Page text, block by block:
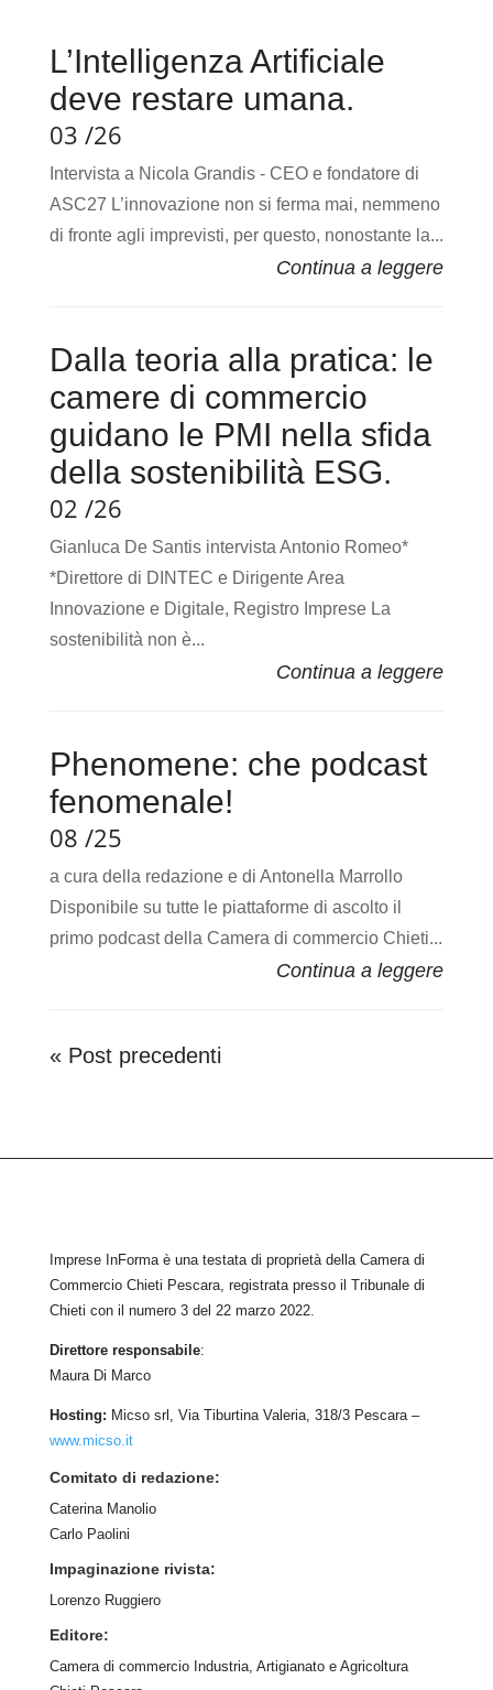
L’Intelligenza Artificiale
deve restare umana.
03 /26
Intervista a Nicola Grandis - CEO e fondatore di
ASC27 L’innovazione non si ferma mai, nemmeno
di fronte agli imprevisti, per questo, nonostante la...
Dalla teoria alla pratica: le
camere di commercio
guidano le PMI nella sfida
della sostenibilità ESG.
02 /26
Gianluca De Santis intervista Antonio Romeo*
*Direttore di DINTEC e Dirigente Area
Innovazione e Digitale, Registro Imprese La
sostenibilità non è...
Phenomene: che podcast
fenomenale!
08 /25
a cura della redazione e di Antonella Marrollo
Disponibile su tutte le piattaforme di ascolto il
primo podcast della Camera di commercio Chieti...
« Post precedenti
Imprese InForma è una testata di proprietà della Camera di
Commercio Chieti Pescara, registrata presso il Tribunale di
Chieti con il numero 3del 22 marzo 2022.
Direttore responsabile:
Maura Di Marco
Hosting: Micso srl, Via Tiburtina Valeria, 318/3 Pescara –
www.micso.it
Comitato di redazione:
Caterina Manolio
Carlo Paolini
Impaginazione rivista:
Lorenzo Ruggiero
Editore:
Camera di commercio Industria, Artigianato e Agricoltura